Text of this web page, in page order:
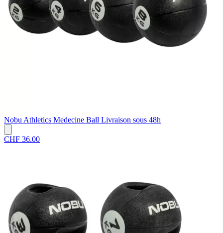
Nobu Athletics Medecine Ball Livraison sous 48h
CHF 36.00